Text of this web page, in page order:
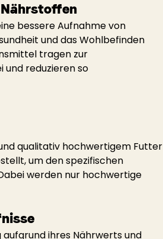
bessere Aufnahme von
und das Wohlbefinden
tragen zur
und reduzieren so
qualitativ hochwertigem Futter
um den spezifischen
werden nur hochwertige
ihres Nährwerts und